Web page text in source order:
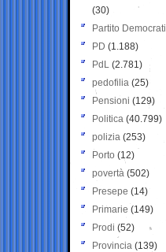
(30)
Partito
PD (1.188)
PdL (2.781)
pedofilia (25)
Pensioni (129)
Politica (40.799)
polizia (253)
Porto (12)
povertà (502)
Presepe (14)
Primarie (149)
Prodi (52)
Provincia (139)